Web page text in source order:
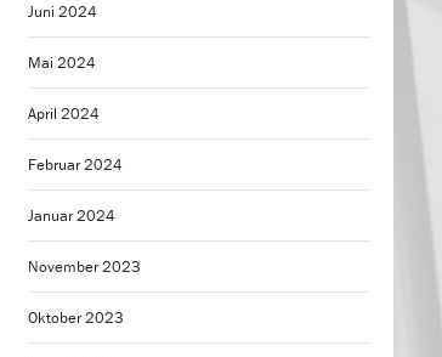
Juni 2024
Mai 2024
April 2024
Februar 2024
Januar 2024
November 2023
Oktober 2023